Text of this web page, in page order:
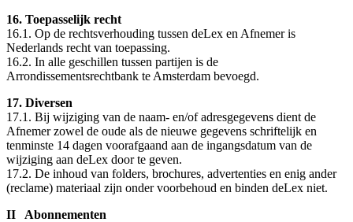
16. Toepasselijk recht
16.1. Op de rechtsverhouding tussen deLex en Afnemer is
Nederlands recht van toepassing.
16.2. In alle geschillen tussen partijen is de
Arrondissementsrechtbank te Amsterdam bevoegd.
17. Diversen
17.1. Bij wijziging van de naam- en/of adresgegevens dient de
Afnemer zowel de oude als de nieuwe gegevens schriftelijk en
tenminste 14 dagen voorafgaand aan de ingangsdatum van de
wijziging aan deLex door te geven.
17.2. De inhoud van folders, brochures, advertenties en enig ander
(reclame) materiaal zijn onder voorbehoud en binden deLex niet.
II Abonnementen